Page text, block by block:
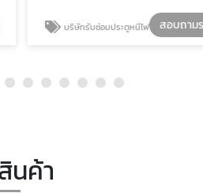
บริษัทรับซ่อมประตูหนีไฟ
นค้า